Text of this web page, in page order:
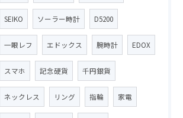
SEIKO ソーラー時計 D5200
一眼レフ エドックス 腕時計 EDOX
スマホ 記念硬貨 千円銀貨
ネックレス リング 指輪 家電